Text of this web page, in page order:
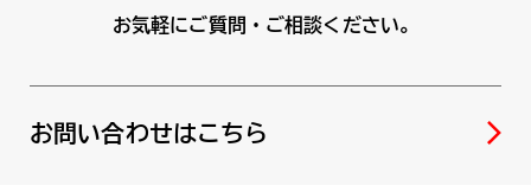
お気軽にご質問・ご相談ください。
お問い合わせはこちら